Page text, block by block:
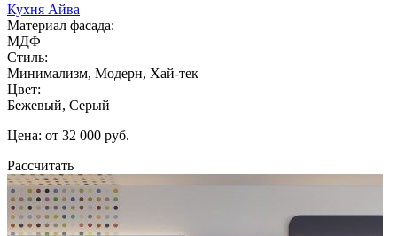
Кухня Айва
Материал фасада:
МДФ
Стиль:
Минимализм, Модерн, Хай-тек
Цвет:
Бежевый, Серый
Цена: от 32 000 руб.
Рассчитать